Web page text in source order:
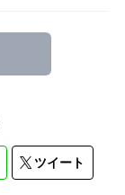
ツイート